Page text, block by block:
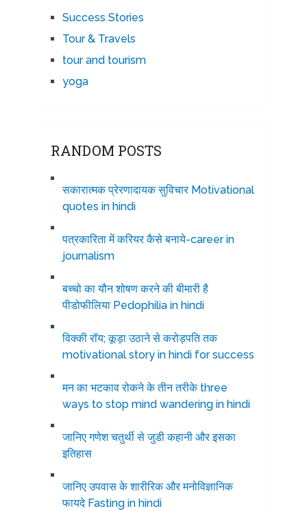
Success Stories
Tour & Travels
tour and tourism
yoga
RANDOM POSTS
सकारात्मक प्रेरणादायक सुविचार Motivational
quotes in hindi
पत्रकारिता में करियर कैसे बनाये-career in
journalism
बच्चो का यौन शोषण करने की बीमारी है
पीडोफीलिया Pedophilia in hindi
विक्की रॉय; कूड़ा उठाने से करोड़पति तक
motivational story in hindi for success
मन का भटकाव रोकने के तीन तरीके three
ways to stop mind wandering in hindi
जानिए गणेश चतुर्थी से जुडी कहानी और इसका
इतिहास
जानिए उपवास के शारीरिक और मनोविज्ञानिक
फायदे Fasting in hindi